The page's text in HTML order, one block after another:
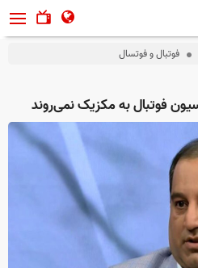
فوتبال و فوتسال
فوتبال به مکزیک نمی‌روند